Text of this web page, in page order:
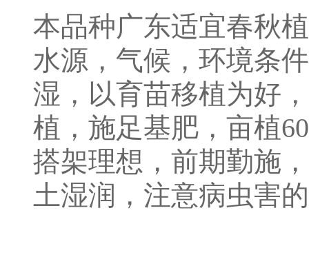
本品种广东适宜春秋
水源，气候，环境条
湿，以育苗移植为好
植，施足基肥，亩植
搭架理想，前期勤施
土湿润，注意病虫害